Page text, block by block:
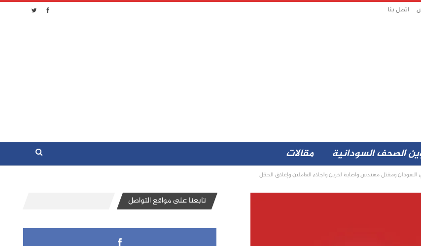
اتصل بنا
الصحف السودانية مقالات
ومقتل مهندس واصابة اخرين واجلاء العاملين وإغلاق الحقل
تابعنا على مواقع التواصل